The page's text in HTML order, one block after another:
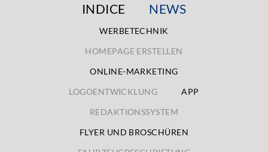
INDICE
NEWS
WERBETECHNIK
HOMEPAGE ERSTELLEN
ONLINE-MARKETING
LOGOENTWICKLUNG
APP
REDAKTIONSSYSTEM
FLYER UND BROSCHÜREN